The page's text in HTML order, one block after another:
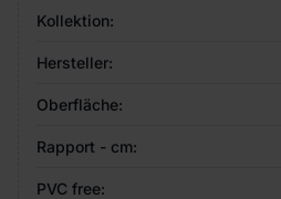
Kollektion:
Hersteller:
Oberfläche:
Rapport - cm:
PVC free: